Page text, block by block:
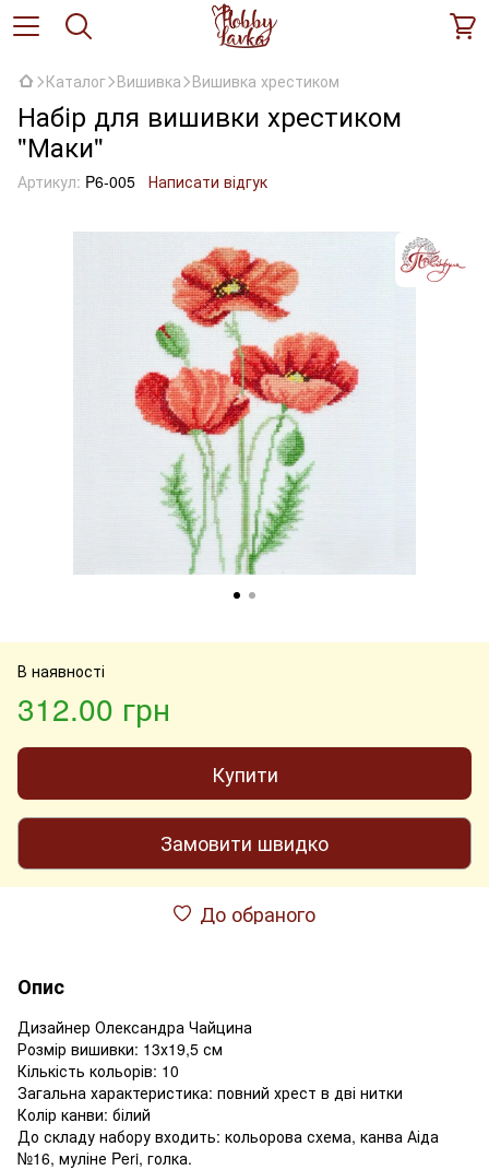
Каталог Вишивка Вишивка хрестиком
Набір для вишивки хрестиком
"Маки"
Артикул: P6-005 Написати відгук
В наявності
312.00 грн
Купити
Замовити швидко
До обраного
Опис
Дизайнер Олександра Чайцина
Розмір вишивки: 13х19,5 см
Кількість кольорів: 10
Загальна характеристика: повний хрест в дві нитки
Колір канви: білий
До складу набору входить: кольорова схема, канва Аіда
№16, муліне Peri, голка.